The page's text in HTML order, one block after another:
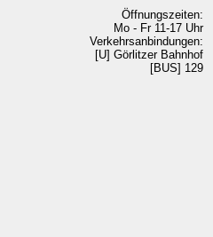
Öffnungszeiten:
Mo - Fr 11-17 Uhr
Verkehrsanbindungen:
[U] Görlitzer Bahnhof
[BUS] 129